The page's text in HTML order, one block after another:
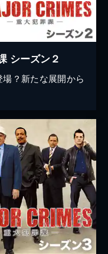
シーズン２
場？新たな展開から